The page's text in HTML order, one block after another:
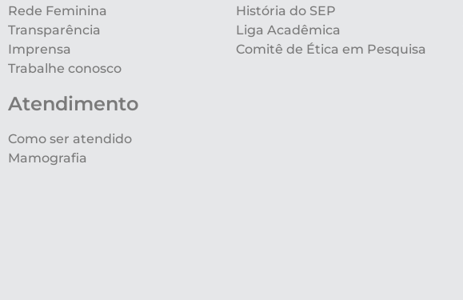
Rede Feminina
Transparência
Imprensa
Trabalhe conosco
Atendimento
Como ser atendido
Mamografia
História do SEP
Liga Acadêmica
Comitê de Ética em Pesquisa